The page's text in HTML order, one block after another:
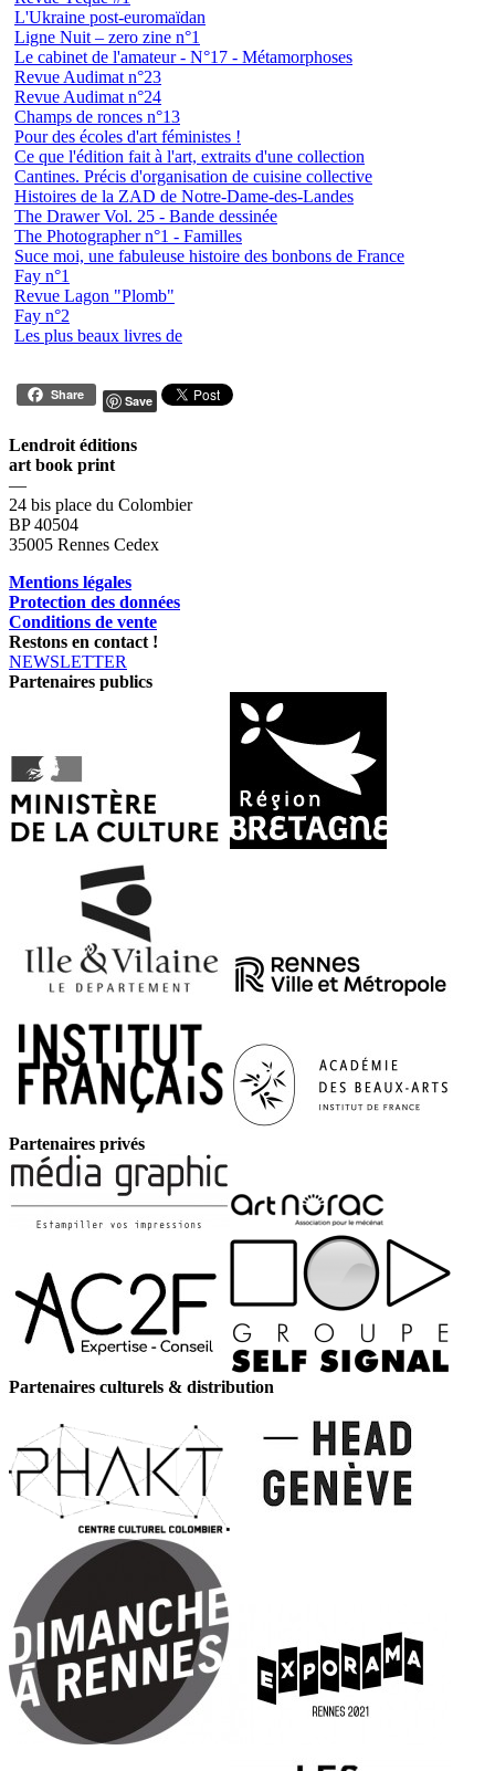
L'Ukraine post-euromaïdan
Ligne Nuit – zero zine n°1
Le cabinet de l'amateur - N°17 - Métamorphoses
Revue Audimat n°23
Revue Audimat n°24
Champs de ronces n°13
Pour des écoles d'art féministes !
Ce que l'édition fait à l'art, extraits d'une collection
Cantines. Précis d'organisation de cuisine collective
Histoires de la ZAD de Notre-Dame-des-Landes
The Drawer Vol. 25 - Bande dessinée
The Photographer n°1 - Familles
Suce moi, une fabuleuse histoire des bonbons de France
Fay n°1
Revue Lagon "Plomb"
Fay n°2
Les plus beaux livres de
Share Save
Lendroit éditions
art book print
—
24 bis place du Colombier
BP 40504
35005 Rennes Cedex
Mentions légales
Protection des données
Conditions de vente
Restons en contact !
NEWSLETTER
Partenaires publics
Partenaires privés
Partenaires culturels & distribution